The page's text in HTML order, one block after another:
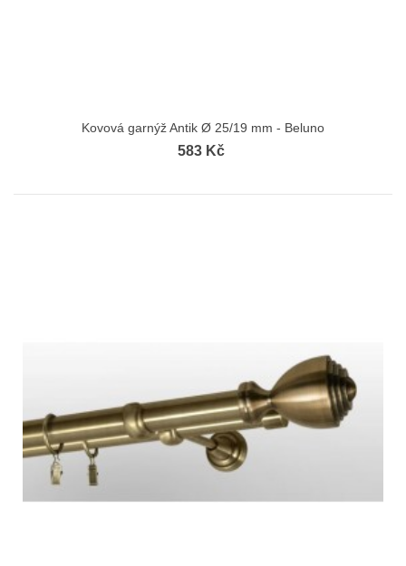
Kovová garnýž Antik Ø 25/19 mm - Beluno
583 Kč